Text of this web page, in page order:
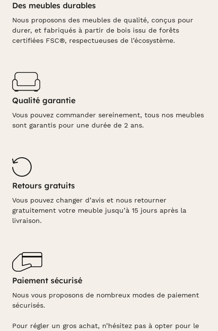
Des meubles durables
Nous proposons des meubles de qualité, conçus pour
durer, et fabriqués à partir de bois issu de forêts
certifiées FSC®, respectueuses de l’écosystème.
Qualité garantie
Vous pouvez commander sereinement, tous nos meubles
sont garantis pour une durée de 2 ans.
Retours gratuits
Vous pouvez changer d’avis et nous retourner
gratuitement votre meuble jusqu’à 15 jours après la
livraison.
Paiement sécurisé
Nous vous proposons de nombreux modes de paiement
sécurisés.
Pour régler un gros achat, n’hésitez pas à opter pour le